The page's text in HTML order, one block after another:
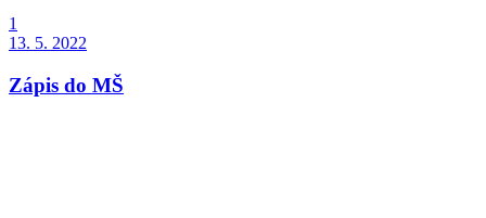
1
13. 5. 2022
Zápis do MŠ